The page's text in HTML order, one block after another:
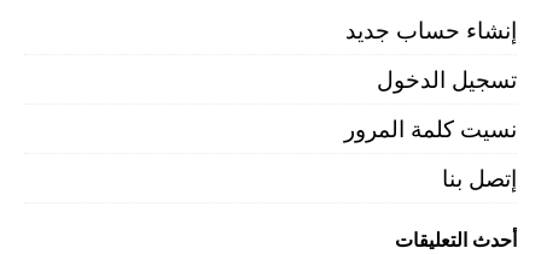
إنشاء حساب جديد
تسجيل الدخول
نسيت كلمة المرور
إتصل بنا
أحدث التعليقات